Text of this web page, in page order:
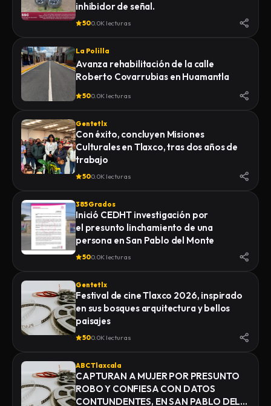
inhibidor de señal.
500.0K lecturas
La Polilla
Avanza rehabilitación de la calle
Roberto Covarrubias en Huamantla
500.0K lecturas
Gentetlx
Con éxito, concluyen Misiones
Culturales en Tlaxco, tras dos años de
trabajo
500.0K lecturas
385 Grados
Inició CEDHT investigación por
el presunto linchamiento de una
500.0K lecturas
Gentetlx
Festival de cine Tlaxco 2026, inspirado
en sus bosques arquitectura y bellos
paisajes
500.0K lecturas
ABC Tlaxcala
CAPTURAN A MUJER POR PRESUNTO
ROBO Y CONFIESA CON DATOS
CONTUNDENTES, EN SAN PABLO DEL